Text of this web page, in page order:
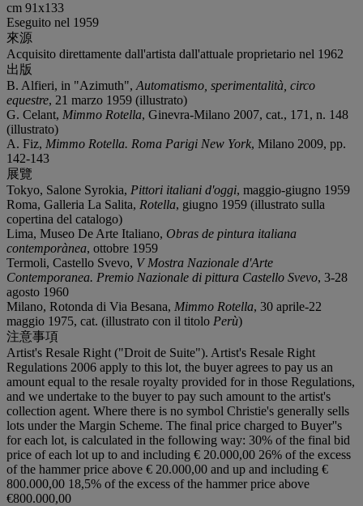
cm 91x133
Eseguito nel 1959
來源
Acquisito direttamente dall'artista dall'attuale proprietario nel 1962
出版
B. Alfieri, in "Azimuth", Automatismo, sperimentalità, circo
equestre, 21 marzo 1959 (illustrato)
G. Celant, Mimmo Rotella, Ginevra-Milano 2007, cat., 171, n. 148
(illustrato)
A. Fiz, Mimmo Rotella. Roma Parigi New York, Milano 2009, pp.
142-143
展覽
Tokyo, Salone Syrokia, Pittori italiani d'oggi, maggio-giugno 1959
Roma, Galleria La Salita, Rotella, giugno 1959 (illustrato sulla
copertina del catalogo)
Lima, Museo De Arte Italiano, Obras de pintura italiana
contemporànea, ottobre 1959
Termoli, Castello Svevo, V Mostra Nazionale d'Arte
Contemporanea. Premio Nazionale di pittura Castello Svevo, 3-28
agosto 1960
Milano, Rotonda di Via Besana, Mimmo Rotella, 30 aprile-22
maggio 1975, cat. (illustrato con il titolo Perù)
注意事項
Artist's Resale Right ("Droit de Suite"). Artist's Resale Right
Regulations 2006 apply to this lot, the buyer agrees to pay us an
amount equal to the resale royalty provided for in those Regulations,
and we undertake to the buyer to pay such amount to the artist's
collection agent. Where there is no symbol Christie's generally sells
lots under the Margin Scheme. The final price charged to Buyer''s
for each lot, is calculated in the following way: 30% of the final bid
price of each lot up to and including € 20.000,00 26% of the excess
of the hammer price above € 20.000,00 and up and including €
800.000,00 18,5% of the excess of the hammer price above
€800.000,00